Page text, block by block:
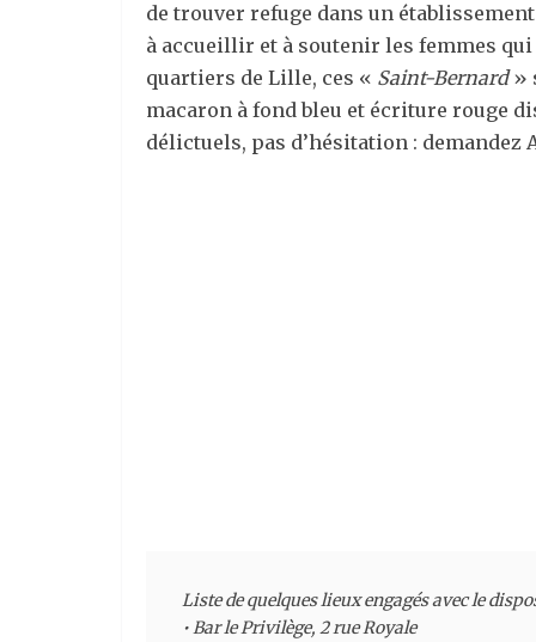
de trouver refuge dans un
à accueillir et à soutenir les femmes
quartiers de Lille, ces « Saint-Bernard»
macaron à fond bleu et écriture rouge
délictuels, pas d’hésitation : demandez
Liste de quelques lieux engagés avec le
• Bar le Privilège, 2 rue Royale